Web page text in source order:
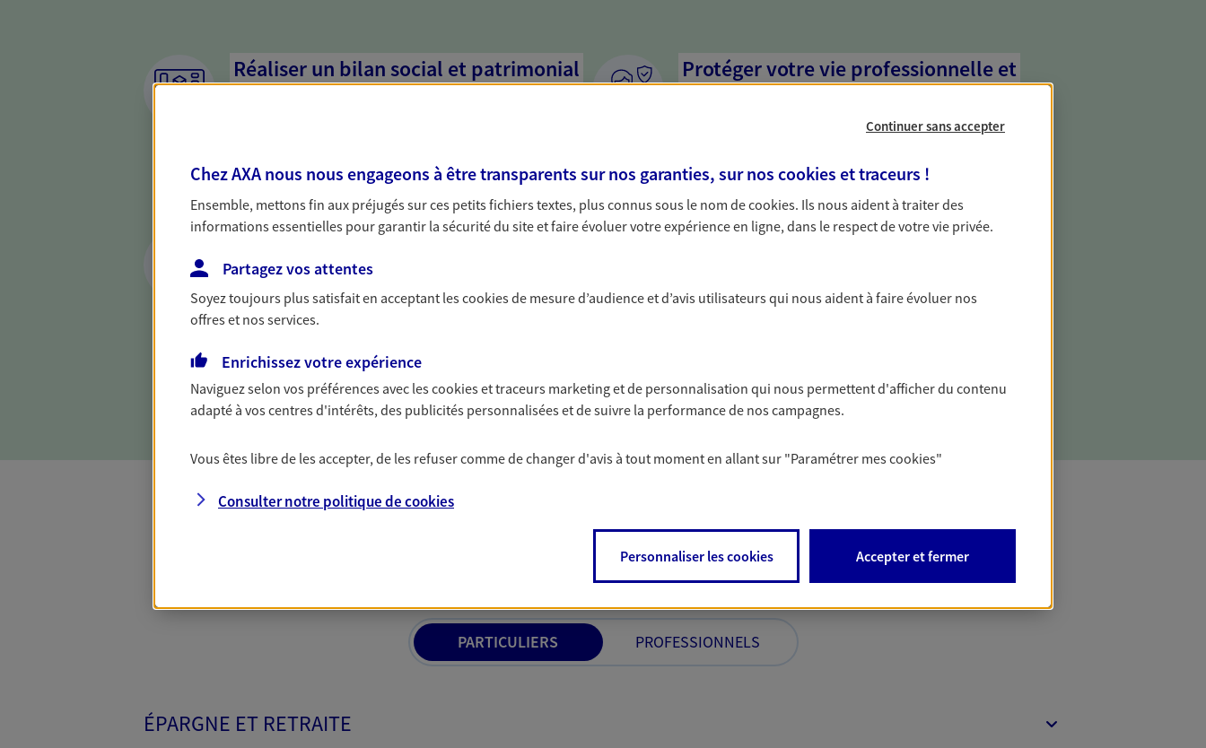
Réaliser un bilan social et patrimonial
dresser un bilan complet de votre situation. Une analyse
solide pour vous formuler des conseils cohérents avec vos
besoins.
Protéger votre vie professionnelle et
Nous sommes à votre écoute pour vous proposer des
activité, mais aussi les risques liés à votre vie privée. Un seul
interlocuteur pour tous vos besoins, ça change tout.
Préparer et transmettre votre
succession
Préparer au mieux la transmission de votre patrimoine à
votre conjoint, vos enfants et vos proches en respectant vos
Anticiper les aléas graves avec nos
Vous êtes travailleur non salarié ou particulier non couvert
expertise.
Toutes nos solutions AXA Épargne et Protection
PARTICULIERS PROFESSIONNELS
ÉPARGNE ET RETRAITE
Continuer sans accepter
Chez AXA nous nous engageons à être transparents sur nos garanties, sur nos cookies et traceurs !
Ensemble, mettons fin aux préjugés sur ces petits fichiers textes, plus connus sous le nom decookies. Ils nous aident à traiter des
informations essentielles pour garantir la sécurité du site et faire évoluer votre expérience en ligne, dans le respect de votre vie privée.
Partagez vos attentes
Soyez toujours plus satisfait en acceptant lescookiesde mesure d’audience et d’avis utilisateurs qui nous aident à faire évoluer nos
offres et nos services.
Enrichissez votre expérience
Naviguez selon vos préférences avec lescookies et traceurs marketing et de personnalisation qui nous permettent d'afficher du contenu
adapté à vos centres d'intérêts, des publicités personnalisées et de suivre la performance de nos campagnes.
Vous êtes libre de les accepter, de les refuser comme de changer d'avis à tout moment en allant sur "Paramétrer mescookies"
Consulter notre politique decookies
Personnaliser les cookies Accepter et fermer